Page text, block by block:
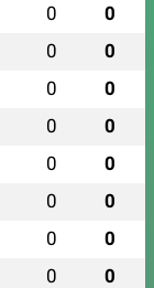
0 0
0 0
0 0
0 0
0 0
0 0
0 0
0 0